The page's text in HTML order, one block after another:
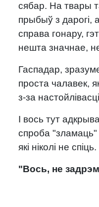
сябар. На твары
прыбыў з дарогі,
справа гонару,
нешта значнае,
Гаспадар,
проста чалавек,
з-за
І вось тут
спроба
які ніколі не спіць.
"Вось, не